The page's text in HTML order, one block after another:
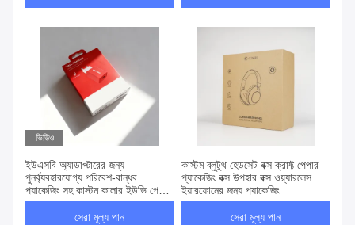
ভিডিও
ইউএসবি অ্যাডাপ্টারের জন্য
পুনর্ব্যবহারযোগ্য পরিবেশ-বান্ধব
প্যাকেজিং সহ কাস্টম কালার ইউভি পেপার
ওয়াল চার্জার বক্স
সেরা মূল্য পান
কাস্টম ব্লুটুথ হেডসেট বক্স ক্রাফ্ট পেপার
প্যাকেজিং বক্স উপহার বক্স ওয়্যারলেস
ইয়ারফোনের জন্য প্যাকেজিং
সেরা মূল্য পান